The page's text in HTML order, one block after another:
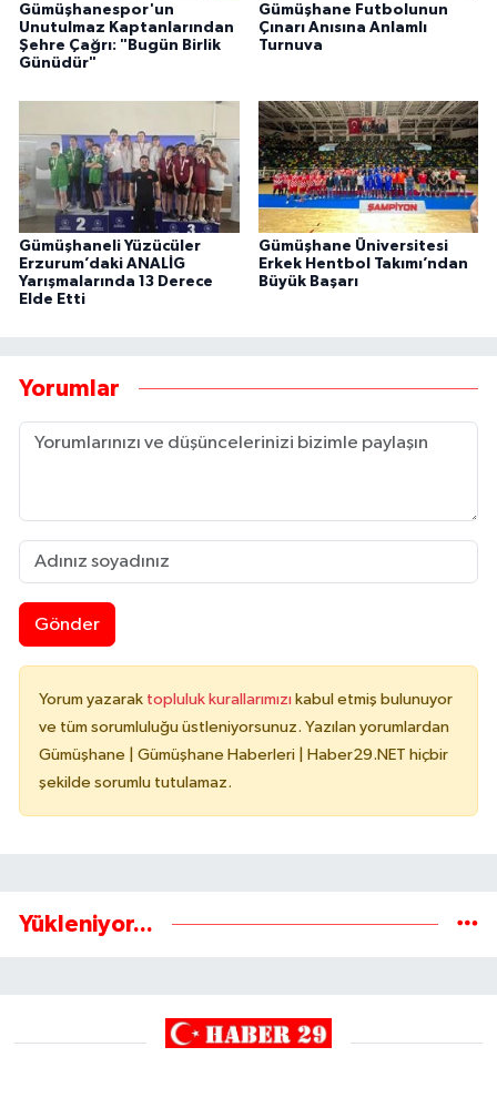
Gümüşhanespor'un
Unutulmaz Kaptanlarından
Şehre Çağrı: "Bugün Birlik
Günüdür"
Gümüşhane Futbolunun
Çınarı Anısına Anlamlı
Turnuva
Gümüşhaneli Yüzücüler
Erzurum’daki ANALİG
Yarışmalarında 13 Derece
Elde Etti
Gümüşhane Üniversitesi
Erkek Hentbol Takımı’ndan
Büyük Başarı
Yorumlar
Gönder
Yorum yazarak topluluk kurallarımızı kabul etmiş bulunuyor
ve tüm sorumluluğu üstleniyorsunuz. Yazılan yorumlardan
Gümüşhane | Gümüşhane Haberleri | Haber29.NET hiçbir
şekilde sorumlu tutulamaz.
Yükleniyor...